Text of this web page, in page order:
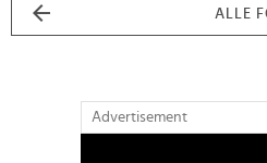
ALLE
Advertisement